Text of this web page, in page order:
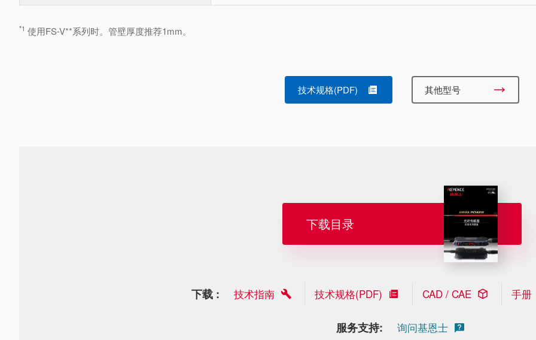
*1 使用FS-V**系列时。管壁厚度推荐1mm。
技术规格(PDF) 其他型号
下载目录
下载 : 技术指南 技术规格(PDF) CAD / CAE 手册
服务支持: 询问基恩士